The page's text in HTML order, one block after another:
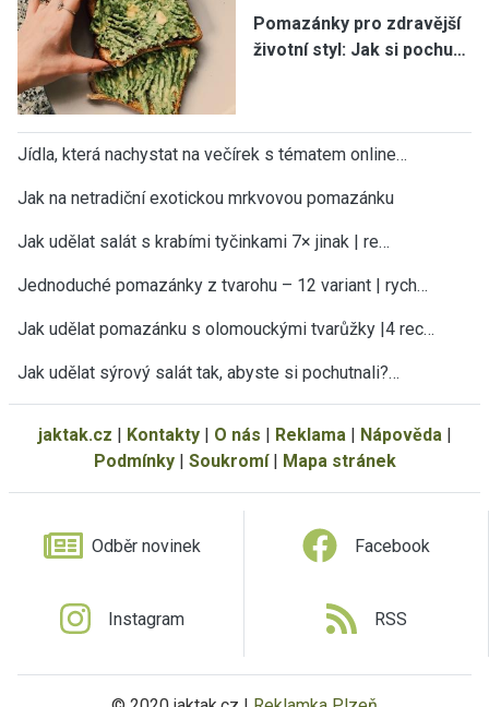
Pomazánky pro zdravější
životní styl: Jak si pochu…
Jídla, která nachystat na večírek s tématem online…
Jak na netradiční exotickou mrkvovou pomazánku
Jak udělat salát s krabími tyčinkami 7× jinak | re…
Jednoduché pomazánky z tvarohu – 12 variant | rych…
Jak udělat pomazánku s olomouckými tvarůžky |4 rec…
Jak udělat sýrový salát tak, abyste si pochutnali?…
jaktak.cz | Kontakty| O nás | Reklama | Nápověda |
Podmínky| Soukromí| Mapa stránek
Odběr novinek Facebook
Instagram RSS